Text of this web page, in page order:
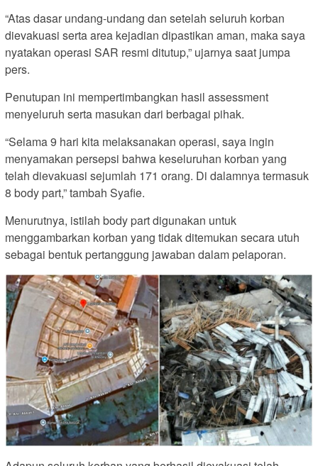
“Atas dasar undang-undang dan setelah seluruh korban
dievakuasi serta area kejadian dipastikan aman, maka saya
nyatakan operasi SAR resmi ditutup,” ujarnya saat jumpa
pers.
Penutupan ini mempertimbangkan hasil assessment
menyeluruh serta masukan dari berbagai pihak.
“Selama 9 hari kita melaksanakan operasi, saya ingin
menyamakan persepsi bahwa keseluruhan korban yang
telah dievakuasi sejumlah 171 orang. Di dalamnya termasuk
8 body part,” tambah Syafie.
Menurutnya, istilah body part digunakan untuk
menggambarkan korban yang tidak ditemukan secara utuh
sebagai bentuk pertanggung jawaban dalam pelaporan.